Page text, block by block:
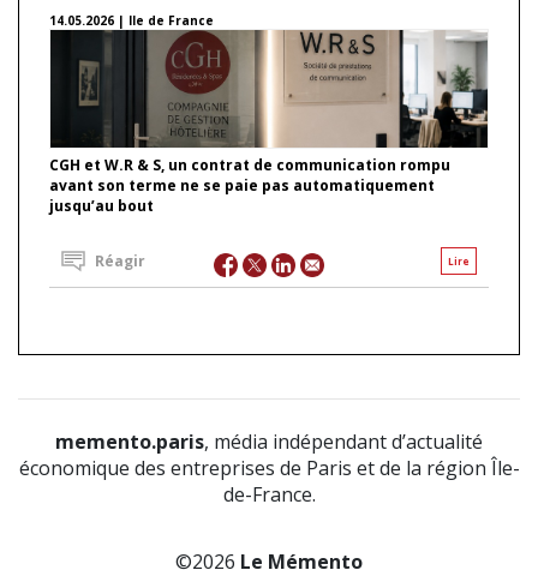
14.05.2026 | Ile de France
CGH et W.R & S, un contrat de communication rompu
avant son terme ne se paie pas automatiquement
jusqu’au bout
Lire
Réagir
memento.paris, média indépendant d’actualité
économique des entreprises de Paris et de la région Île-
de-France.
©2026 Le Mémento